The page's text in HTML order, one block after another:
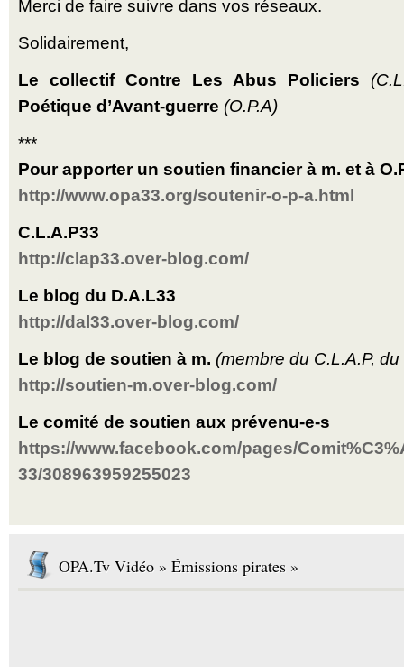
Merci de faire suivre dans vos réseaux.
Solidairement,
Le collectif Contre Les Abus Policiers
Poétique d’Avant-guerre (O.P.A)
***
Pour apporter un soutien financier à m. et à
http://www.opa33.org/soutenir-o-p-a.html
C.L.A.P33
http://clap33.over-blog.com/
Le blog du D.A.L33
http://dal33.over-blog.com/
Le blog de soutien à m. (membre du C.L.A.P, du
http://soutien-m.over-blog.com/
Le comité de soutien aux prévenu-e-s
https://www.facebook.com/pages/
33/308963959255023
OPA.Tv Vidéo » Émissions pirates »